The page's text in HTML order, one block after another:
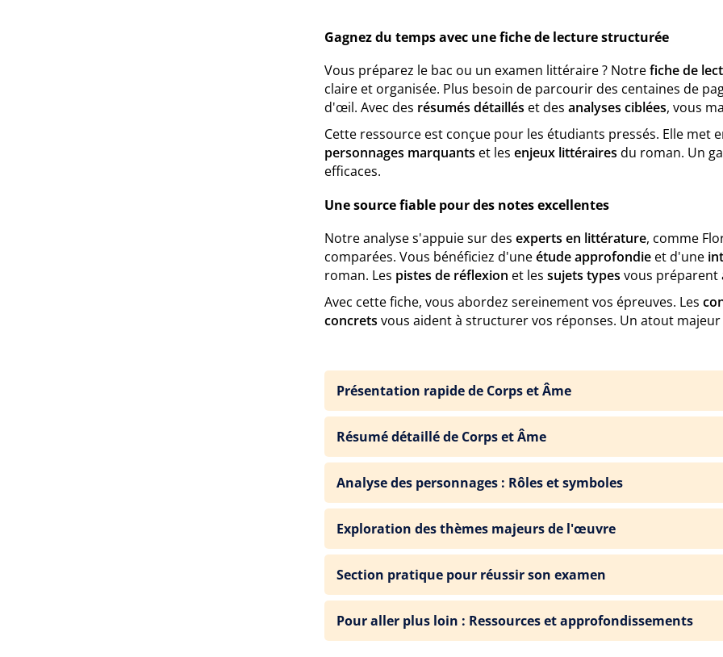
Gagnez du temps avec une fiche de lecture structurée
Vous préparez le bac ou un examen littéraire ? Notrefiche de
claire et organisée. Plus besoin de parcourir des centaines de
d'œil. Avec des résumés détaillés et des analyses ciblées, vous
Cette ressource est conçue pour les étudiants pressés. Elle met
personnages marquants et les enjeux littéraires du roman. Un
efficaces.
Une source fiable pour des notes excellentes
Notre analyse s'appuie sur des experts en littérature, comme
comparées. Vous bénéficiez d'uneétude approfondie et d'une
roman. Les pistes de réflexion et les sujets types vous préparent
Avec cette fiche, vous abordez sereinement vos épreuves. Les
concrets vous aident à structurer vos réponses. Un atout
Présentation rapide de Corps et Âme
Résumé détaillé de Corps et Âme
Analyse des personnages : Rôles et symboles
Exploration des thèmes majeurs de l'œuvre
Section pratique pour réussir son examen
Pour aller plus loin : Ressources et approfondissements